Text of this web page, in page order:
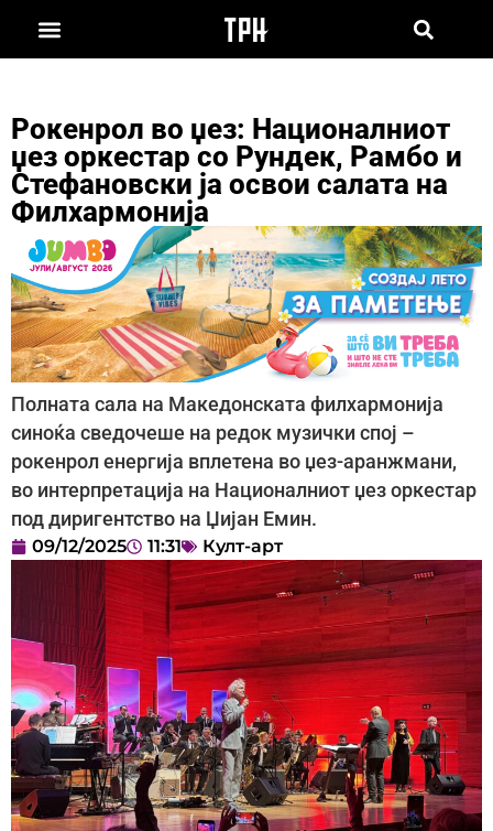
Рокенрол во џез: Националниот
џез оркестар со Рундек, Рамбо и
Стефановски ја освои салата на
Филхармонија
Полната сала на Македонската филхармонија
синоќа сведочеше на редок музички спој –
рокенрол енергија вплетена во џез-аранжмани,
во интерпретација на Националниот џез оркестар
под диригентство на Џијан Емин.
09/12/2025 11:31 Култ-арт